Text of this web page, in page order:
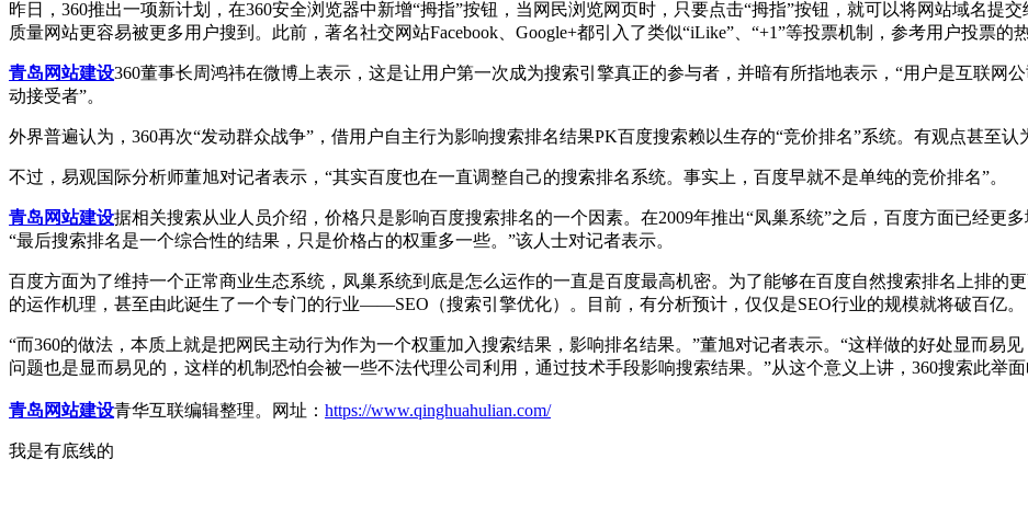
昨日，360推出一项新计划，在360安全浏览器中新增“拇指”按钮，当网民浏览网页时，只要点击“拇指”按钮，就可以将网站域名提
质量网站更容易被更多用户搜到。此前，著名社交网站Facebook、Google+都引入了类似“iLike”、“+1”等投票机制，参考用户投票的
青岛网站建设360董事长周鸿祎在微博上表示，这是让用户第一次成为搜索引擎真正的参与者，并暗有所指地表示，“用户是互联网
动接受者”。
外界普遍认为，360再次“发动群众战争”，借用户自主行为影响搜索排名结果PK百度搜索赖以生存的“竞价排名”系统。有观点甚至认
不过，易观国际分析师董旭对记者表示，“其实百度也在一直调整自己的搜索排名系统。事实上，百度早就不是单纯的竞价排名”。
青岛网站建设据相关搜索从业人员介绍，价格只是影响百度搜索排名的一个因素。在2009年推出“凤巢系统”之后，百度方面已经更
“最后搜索排名是一个综合性的结果，只是价格占的权重多一些。”该人士对记者表示。
百度方面为了维持一个正常商业生态系统，凤巢系统到底是怎么运作的一直是百度最高机密。为了能够在百度自然搜索排名上排的
的运作机理，甚至由此诞生了一个专门的行业——SEO（搜索引擎优化）。目前，有分析预计，仅仅是SEO行业的规模就将破百亿。
“而360的做法，本质上就是把网民主动行为作为一个权重加入搜索结果，影响排名结果。”董旭对记者表示。“这样做的好处显而易
问题也是显而易见的，这样的机制恐怕会被一些不法代理公司利用，通过技术手段影响搜索结果。”从这个意义上讲，360搜索此举面
青岛网站建设青华互联编辑整理。网址： https://www.qinghuahulian.com/
我是有底线的